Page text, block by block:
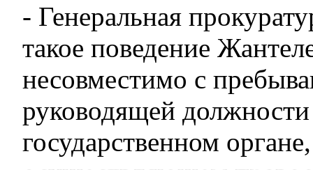
- Генеральная
такое поведение
несовместимо с
руководящей
государственном органе,